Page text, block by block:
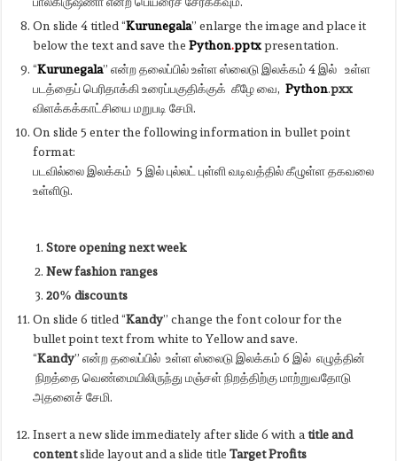
On slide 4 titled “Kurunegala” enlarge the image and place it
below the text and save thePython.pptxpresentation.
“Kurunegala” என்ற தலைப்பில் உள்ள ஸ்லைடு இலக்கம் 4 இல் உள்ள
படத்தைப் பெரிதாக்கி உரைப்பகுதிக்குக் கீழே வை,Python.pxx
விளக்கக்காட்சியை மறுபடி சேமி.
On slide 5 enter the following information in bullet point
format:
படவில்லை இலக்கம் 5 இல் புல்லட் புள்ளி வடிவத்தில் கீழுள்ள தகவலை
உள்ளிடு.
Store opening next week
New fashion ranges
20% discounts
On slide 6 titled “Kandy” change the font colour for the
bullet point text from white to Yellow and save.
“Kandy” என்ற தலைப்பில் உள்ள ஸ்லைடு இலக்கம் 6 இல் எழுத்தின்
நிறத்தை வெண்மையிலிருந்து மஞ்சள் நிறத்திற்கு மாற்றுவதோடு
அதனைச் சேமி.
Insert a new slide immediately after slide 6 with atitle and
contentslide layout and a slide titleTargetProfits